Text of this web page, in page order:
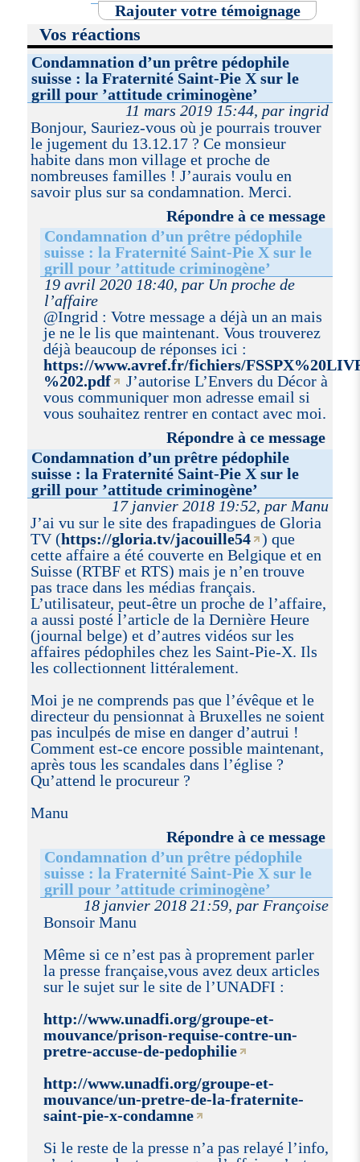
Rajouter votre témoignage
Vos réactions
Condamnation d’un prêtre pédophile
suisse : la Fraternité Saint-Pie X sur le
grill pour ’attitude criminogène’
11 mars 2019 15:44, par ingrid
Bonjour, Sauriez-vous où je pourrais trouver
le jugement du 13.12.17 ? Ce monsieur
habite dans mon village et proche de
nombreuses familles ! J’aurais voulu en
savoir plus sur sa condamnation. Merci.
Répondre à ce message
Condamnation d’un prêtre pédophile
suisse : la Fraternité Saint-Pie X sur le
grill pour ’attitude criminogène’
19 avril 2020 18:40, par Un proche de
l’affaire
@Ingrid : Votre message a déjà un an mais
je ne le lis que maintenant. Vous trouverez
déjà beaucoup de réponses ici :
https://www.avref.fr/fichiers/
%202.pdf
J’autorise L’Envers du Décor à
vous communiquer mon adresse email si
vous souhaitez rentrer en contact avec moi.
Répondre à ce message
Condamnation d’un prêtre pédophile
suisse : la Fraternité Saint-Pie X sur le
grill pour ’attitude criminogène’
17 janvier 2018 19:52, par Manu
J’ai vu sur le site des frapadingues de Gloria
TV (https://gloria.tv/jacouille54
) que
cette affaire a été couverte en Belgique et en
Suisse (RTBF et RTS) mais je n’en trouve
pas trace dans les médias français.
L’utilisateur, peut-être un proche de l’affaire,
a aussi posté l’article de la Dernière Heure
(journal belge) et d’autres vidéos sur les
affaires pédophiles chez les Saint-Pie-X. Ils
les collectionnent littéralement.
Moi je ne comprends pas que l’évêque et le
directeur du pensionnat à Bruxelles ne soient
pas inculpés de mise en danger d’autrui !
Comment est-ce encore possible maintenant,
après tous les scandales dans l’église ?
Qu’attend le procureur ?
Manu
Répondre à ce message
Condamnation d’un prêtre pédophile
suisse : la Fraternité Saint-Pie X sur le
grill pour ’attitude criminogène’
18 janvier 2018 21:59, par Françoise
Bonsoir Manu
Même si ce n’est pas à proprement parler
la presse française,vous avez deux articles
sur le sujet sur le site de l’UNADFI :
http://www.unadfi.org/groupe-et-
mouvance/prison-requise-contre-un-
pretre-accuse-de-pedophilie
http://www.unadfi.org/groupe-et-
mouvance/un-pretre-de-la-fraternite-
saint-pie-x-condamne
Si le reste de la presse n’a pas relayé l’info,